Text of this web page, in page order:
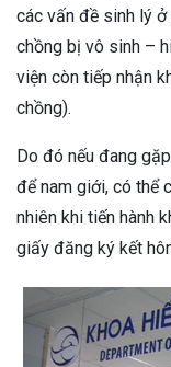
các vấn đề sinh lý
chồng bị vô sinh –
viện còn tiếp nhận
chồng).
Do đó nếu đang
để nam giới, có thể
nhiên khi tiến hành
giấy đăng ký kết